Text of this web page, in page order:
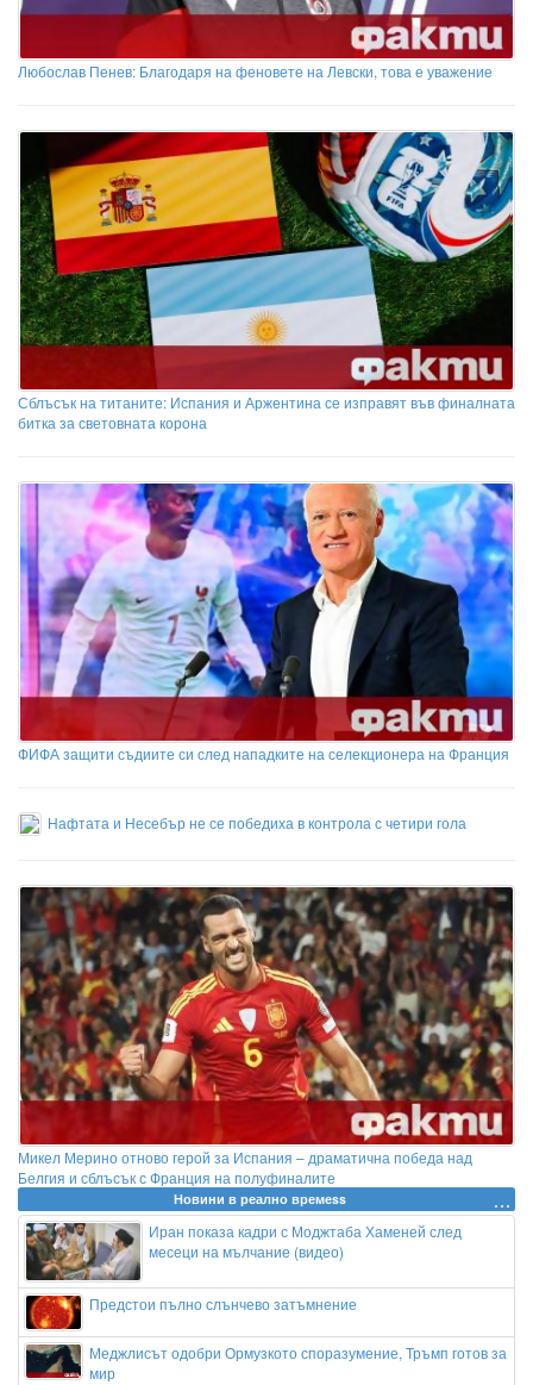
Любослав Пенев: Благодаря на феновете на Левски, това е уважение
Сблъсък на титаните: Испания и Аржентина се изправят във финалната
битка за световната корона
ФИФА защити съдиите си след нападките на селекционера на Франция
Нафтата и Несебър не се победиха в контрола с четири гола
Микел Мерино отново герой за Испания – драматична победа над
Белгия и сблъсък с Франция на полуфиналите
Новини в реално времеss
Иран показа кадри с Моджтаба Хаменей след
месеци на мълчание (видео)
Предстои пълно слънчево затъмнение
Меджлисът одобри Ормузкото споразумение, Тръмп готов за
мир